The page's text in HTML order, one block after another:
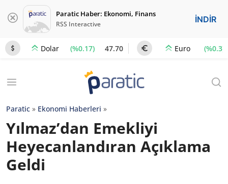
Paratic Haber: Ekonomi, Finans
RSS Interactive İNDİR
Dolar (%0.17) 47.70 Euro (%0.3)
Paratic » Ekonomi Haberleri »
Yılmaz’dan Emekliyi
Heyecanlandıran Açıklama
Geldi